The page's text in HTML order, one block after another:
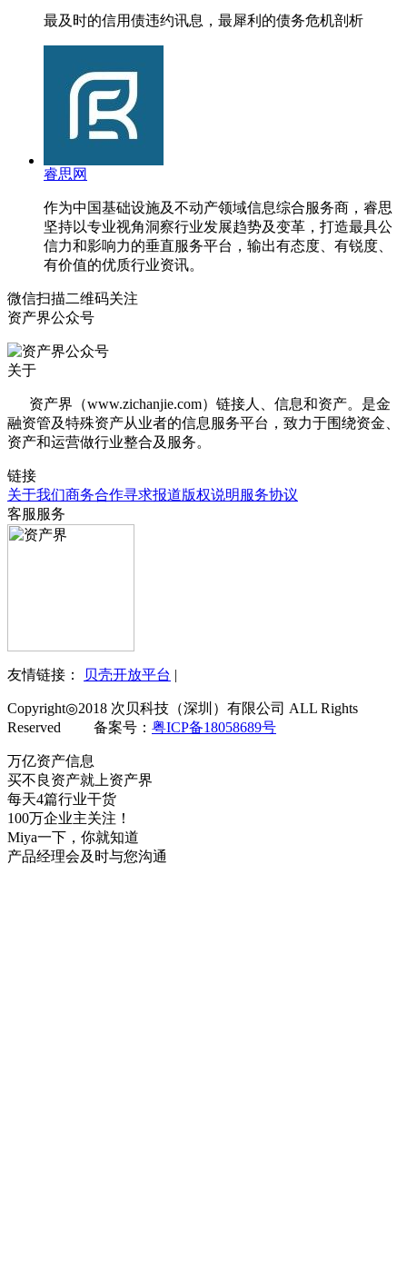
最及时的信用债违约讯息，最犀利的债务危机剖析
睿思网
作为中国基础设施及不动产领域信息综合服务商，睿思
坚持以专业视角洞察行业发展趋势及变革，打造最具公
信力和影响力的垂直服务平台，输出有态度、有锐度、
有价值的优质行业资讯。
微信扫描二维码关注
资产界公众号
关于
资产界（www.zichanjie.com）链接人、信息和资产。是金
融资管及特殊资产从业者的信息服务平台，致力于围绕资金、
资产和运营做行业整合及服务。
链接
关于我们商务合作寻求报道版权说明服务协议
客服服务
友情链接： 贝壳开放平台
Copyright◎2018 次贝科技（深圳）有限公司 ALL Rights
Reserved 备案号： 粤ICP备18058689号
万亿资产信息
买不良资产就上资产界
每天4篇行业干货
100万企业主关注！
Miya一下，你就知道
产品经理会及时与您沟通